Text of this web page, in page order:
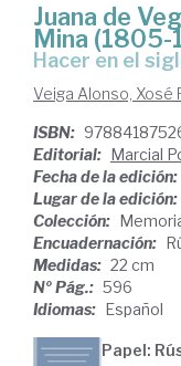
Juana de
Mina (1805-
Hacer en el
Veiga Alonso, Xosé
ISBN:
Editorial: Marcial
Fecha de la edición:
Lugar de la edición:
Colección:
Encuadernación:
Medidas: 22 cm
Nº Pág.: 596
Idiomas: Español
Papel: